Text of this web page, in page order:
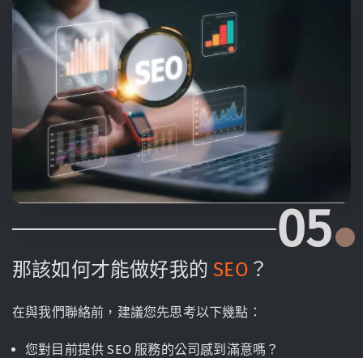
05
那該如何才能做好我的 SEO ？
在與我們聯絡前，建議您先思考以下幾點：
您對目前提供 SEO 服務的公司感到滿意嗎？